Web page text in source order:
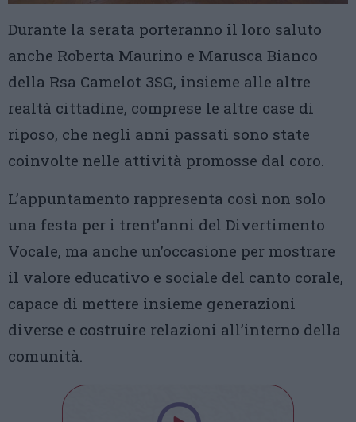
Durante la serata porteranno il loro saluto
anche Roberta Maurino e Marusca Bianco
della Rsa Camelot 3SG, insieme alle altre
realtà cittadine, comprese le altre case di
riposo, che negli anni passati sono state
coinvolte nelle attività promosse dal coro.
L’appuntamento rappresenta così non solo
una festa per i trent’anni del Divertimento
Vocale, ma anche un’occasione per mostrare
il valore educativo e sociale del canto corale,
capace di mettere insieme generazioni
diverse e costruire relazioni all’interno della
comunità.